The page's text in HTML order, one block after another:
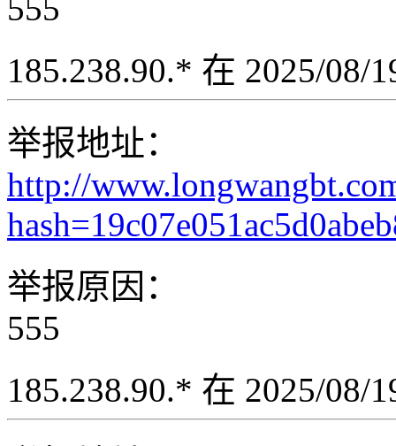
555
185.238.90.* 在 2025/08/
举报地址：
http://
举报原因：
555
185.238.90.* 在 2025/08/